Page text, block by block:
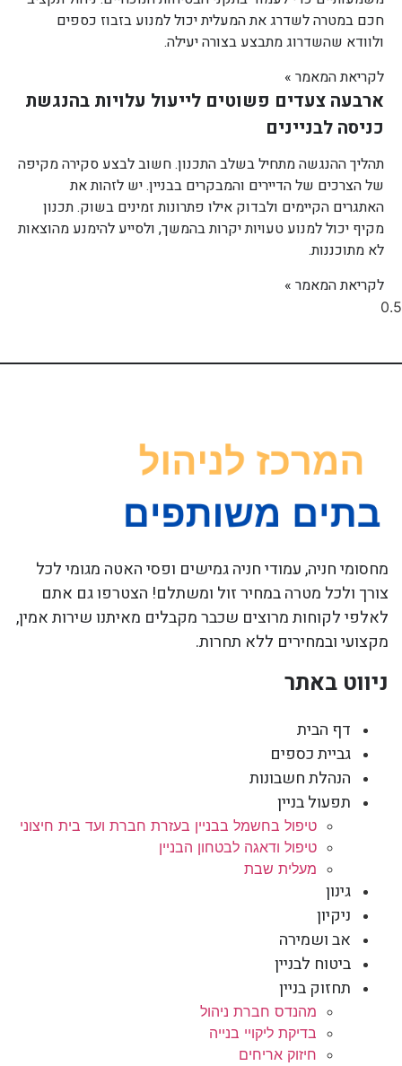
חכם במטרה לשדרג את המעלית יכול למנוע בזבוז כספים
ולוודא שהשדרוג מתבצע בצורה יעילה.
לקריאת המאמר »
ארבעה צעדים פשוטים לייעול עלויות בהנגשת
כניסה לבניינים
תהליך ההנגשה מתחיל בשלב התכנון. חשוב לבצע סקירה מקיפה
של הצרכים של הדיירים והמבקרים בבניין. יש לזהות את
האתגרים הקיימים ולבדוק אילו פתרונות זמינים בשוק. תכנון
מקיף יכול למנוע טעויות יקרות בהמשך, ולסייע להימנע מהוצאות
לא מתוכננות.
לקריאת המאמר »
מחסומי חניה, עמודי חניה גמישים ופסי האטה מגומי לכל
צורך ולכל מטרה במחיר זול ומשתלם! הצטרפו גם אתם
לאלפי לקוחות מרוצים שכבר מקבלים מאיתנו שירות אמין,
מקצועי ובמחירים ללא תחרות.
ניווט באתר
דף הבית
גביית כספים
הנהלת חשבונות
תפעול בניין
טיפול בחשמל בבניין בעזרת חברת ועד בית חיצוני
טיפול ודאגה לבטחון הבניין
מעלית שבת
גינון
ניקיון
אב ושמירה
ביטוח לבניין
תחזוק בניין
מהנדס חברת ניהול
בדיקת ליקויי בנייה
חיזוק אריחים